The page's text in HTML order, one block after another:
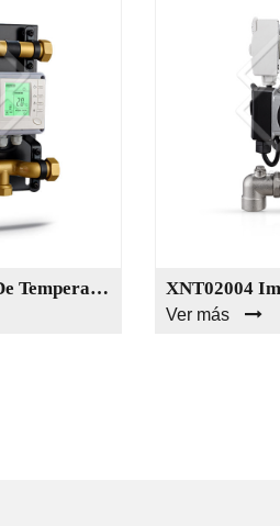
Centro De Control De Temperatura De Mezcla De Agua De Latón XNT02003
Ver más